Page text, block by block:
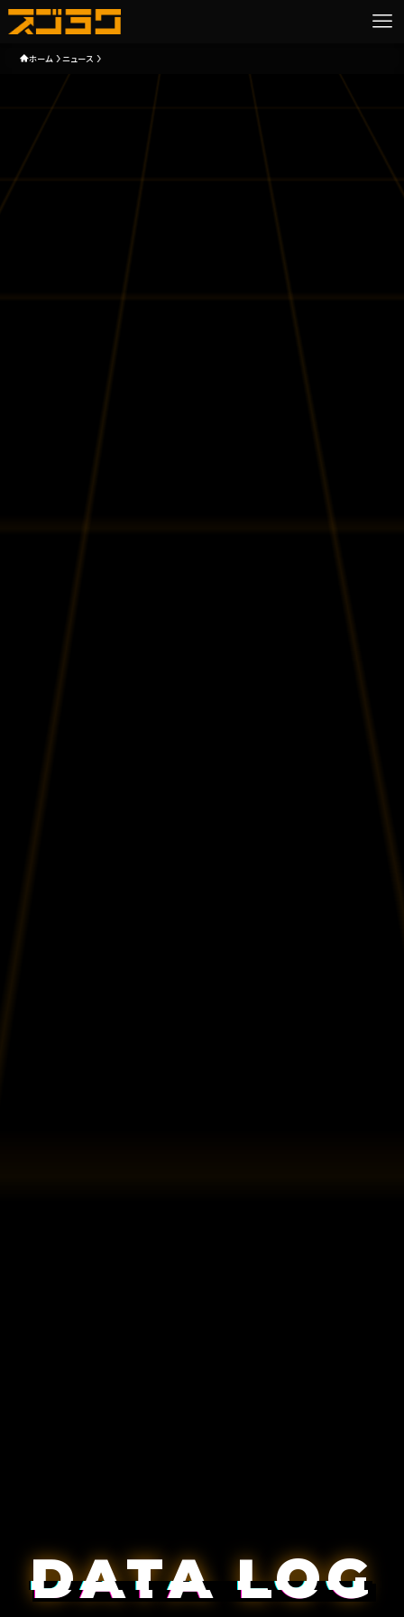
ホーム ニュース
DATA LOG